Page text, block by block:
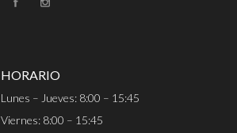
HORARIO
Lunes – Jueves: 8:00 – 15:45
Viernes: 8:00 – 15:45